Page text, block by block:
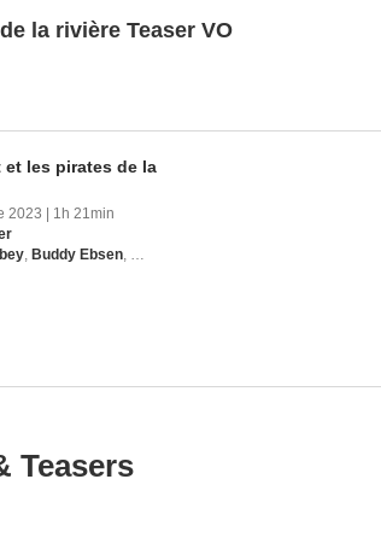
la rivière Teaser VO
et les pirates de la
2023
1h 21min
, Buddy Ebsen, Fess Parker
Teasers